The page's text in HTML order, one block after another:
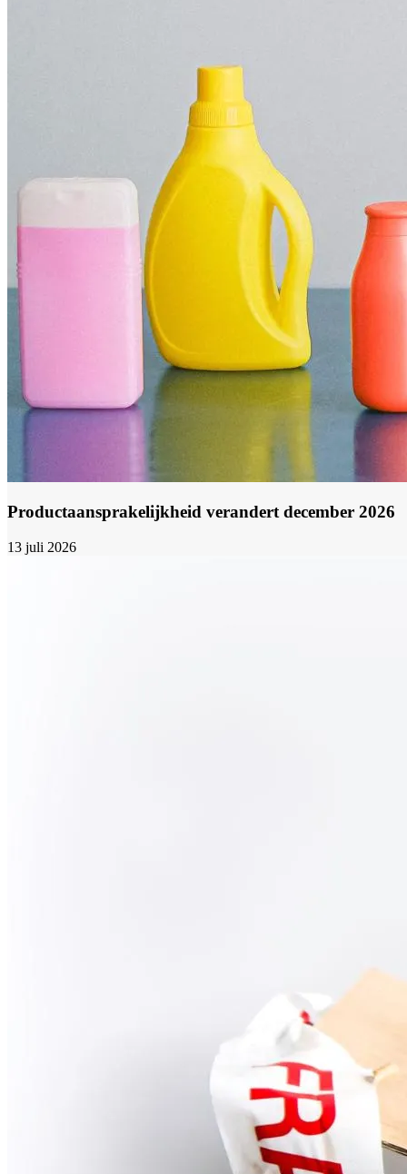
Productaansprakelijkheid verandert december 2026
13 juli 2026